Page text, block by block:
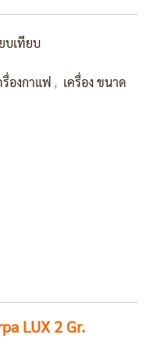
บเทียบ
รื่องกาแฟ , เครื่อง ขนาด
LUX 2 Gr.